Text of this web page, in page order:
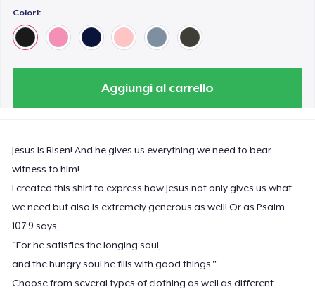
Colori:
Aggiungi al carrello
Jesus is Risen! And he gives us everything we need to bear
witness to him!
I created this shirt to express how Jesus not only gives us what
we need but also is extremely generous as well! Or as Psalm
107:9 says,
"For he satisfies the longing soul,
and the hungry soul he fills with good things."
Choose from several types of clothing as well as different